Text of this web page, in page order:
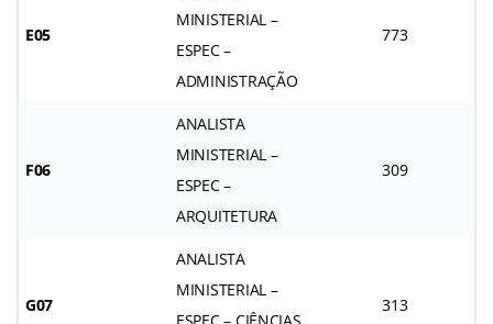
E05
MINISTERIAL –
ESPEC –
ADMINISTRAÇÃO
773
F06
ANALISTA
MINISTERIAL –
ESPEC –
ARQUITETURA
309
G07
ANALISTA
MINISTERIAL –
ESPEC – CIÊNCIAS
313